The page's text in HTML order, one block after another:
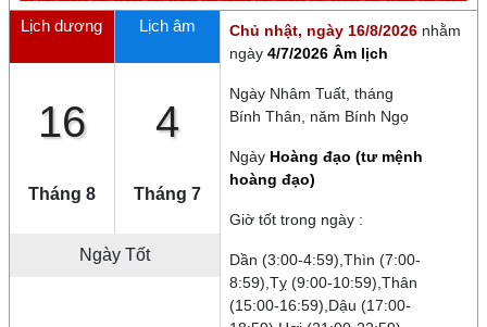
Lịch dương
16
Tháng 8
Lịch âm
4
Tháng 7
Ngày Tốt
Chủ nhật, ngày 16/8/2026 nhằm
ngày 4/7/2026 Âm lịch
Ngày Nhâm Tuất , tháng
Bính Thân , năm Bính Ngọ
Ngày Hoàng đạo (tư mệnh
hoàng đạo)
Giờ tốt trong ngày :
Dần (3:00-4:59),Thìn (7:00-
8:59),Tỵ (9:00-10:59),Thân
(15:00-16:59),Dậu (17:00-